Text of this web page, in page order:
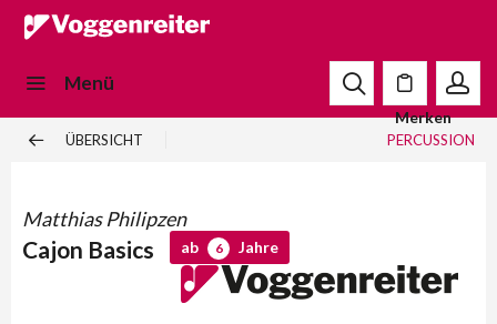
Menü
Merken
ÜBERSICHT PERCUSSION
Matthias Philipzen
Cajon Basics ab 6 Jahre